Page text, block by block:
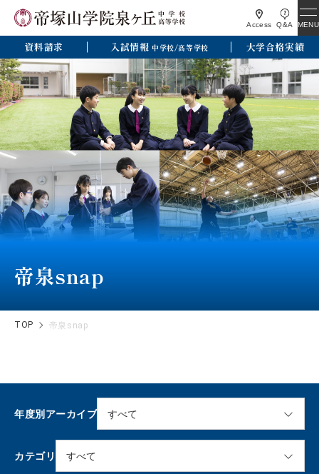
Access Q&A MENU
資料請求 入試情報 中学校/高等学校 大学合格実績
帝泉snap
TOP 帝泉snap
年度別アーカイブ
カテゴリ